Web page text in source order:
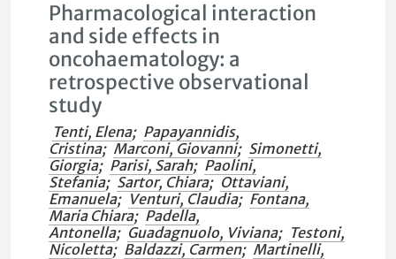
Pharmacological interaction
and side effects in
oncohaematology: a
retrospective observational
study
Tenti, Elena; Papayannidis,
Cristina; Marconi, Giovanni; Simonetti,
Giorgia; Parisi, Sarah; Paolini,
Stefania; Sartor, Chiara; Ottaviani,
Emanuela; Venturi, Claudia; Fontana,
Maria Chiara; Padella,
Antonella; Guadagnuolo, Viviana; Testoni,
Nicoletta; Baldazzi, Carmen; Martinelli,